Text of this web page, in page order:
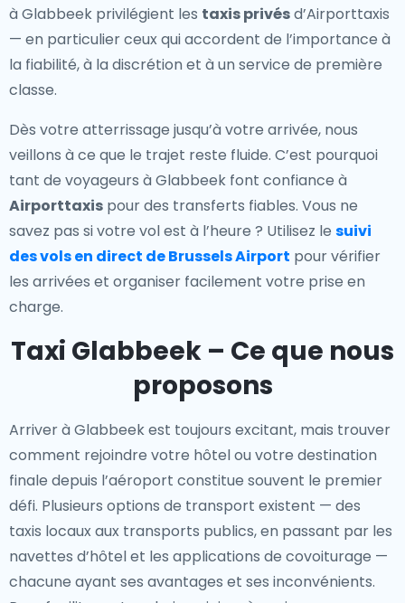
à Glabbeek privilégient les taxis privésd’Airporttaxis
— en particulier ceux qui accordent de l’importance à
la fiabilité, à la discrétion et à un service de première
classe.
Dès votre atterrissage jusqu’à votre arrivée, nous
veillons à ce que le trajet reste fluide. C’est pourquoi
tant de voyageurs à Glabbeek font confiance à
Airporttaxis pour des transferts fiables. Vous ne
savez pas si votre vol est à l’heure ? Utilisez le suivi
des vols en direct de Brussels Airport pour vérifier
les arrivées et organiser facilement votre prise en
charge.
Taxi Glabbeek – Ce que nous
proposons
Arriver à Glabbeek est toujours excitant, mais trouver
comment rejoindre votre hôtel ou votre destination
finale depuis l’aéroport constitue souvent le premier
défi. Plusieurs options de transport existent — des
taxis locaux aux transports publics, en passant par les
navettes d’hôtel et les applications de covoiturage —
chacune ayant ses avantages et ses inconvénients.